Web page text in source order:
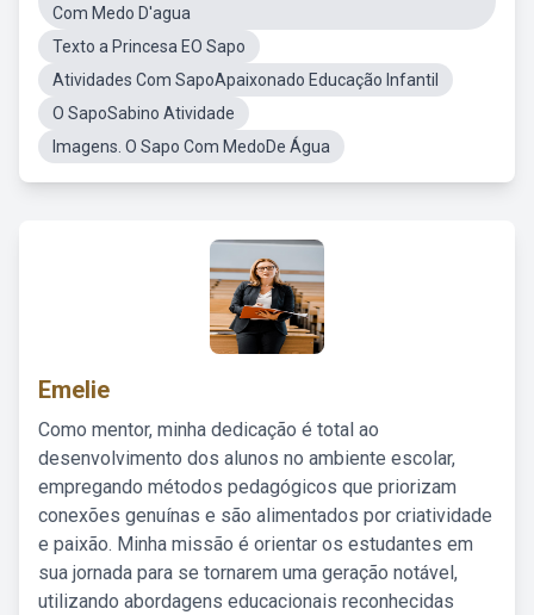
Com Medo D'agua
Texto a Princesa EO Sapo
Atividades Com SapoApaixonado Educação Infantil
O SapoSabino Atividade
Imagens. O Sapo Com MedoDe Água
Emelie
Como mentor, minha dedicação é total ao
desenvolvimento dos alunos no ambiente escolar,
empregando métodos pedagógicos que priorizam
conexões genuínas e são alimentados por criatividade
e paixão. Minha missão é orientar os estudantes em
sua jornada para se tornarem uma geração notável,
utilizando abordagens educacionais reconhecidas